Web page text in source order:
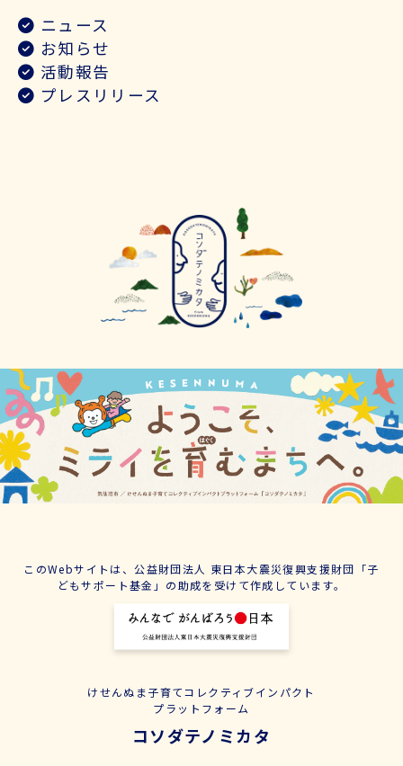
ニュース
お知らせ
活動報告
プレスリリース
このWebサイトは、公益財団法人 東日本大震災復興支援財団「子
どもサポート基金」の助成を受けて作成しています。
けせんぬま子育てコレクティブインパクト
プラットフォーム
コソダテノミカタ